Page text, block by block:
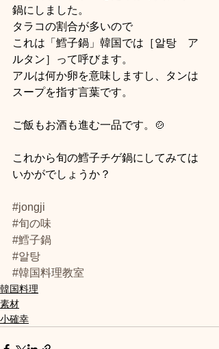
鍋にしました。
タラコの割合が多いので
これは「鱈子鍋」韓国では［알탕　ア
ルタン］って呼びます。
アルは何か卵を意味しますし、タンは
スープを指す言葉です。
ご飯もお酒も進む一品です。🍲
これから旬の鱈子チゲ鍋にしてみては
いかがでしょうか？
#jongji
#旬の味
#鱈子鍋
#알탕
#韓国料理教室
韓国料理
素材
小確幸